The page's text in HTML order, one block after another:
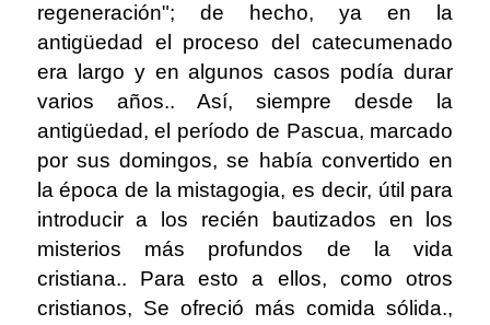
regeneración"; de hecho, ya en la
antigüedad el proceso del catecumenado
era largo y en algunos casos podía durar
varios años.. Así, siempre desde la
antigüedad, el período de Pascua, marcado
por sus domingos, se había convertido en
la época de la mistagogia, es decir, útil para
introducir a los recién bautizados en los
misterios más profundos de la vida
cristiana.. Para esto a ellos, como otros
cristianos, Se ofreció más comida sólida.,